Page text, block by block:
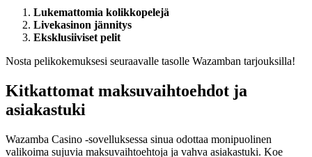
Lukemattomia kolikkopelejä
Livekasinon jännitys
Eksklusiiviset pelit
Nosta pelikokemuksesi seuraavalle tasolle Wazamban tarjouksilla!
Kitkattomat maksuvaihtoehdot ja
asiakastuki
Wazamba Casino -sovelluksessa sinua odottaa monipuolinen
valikoima sujuvia maksuvaihtoehtoja ja vahva asiakastuki. Koe